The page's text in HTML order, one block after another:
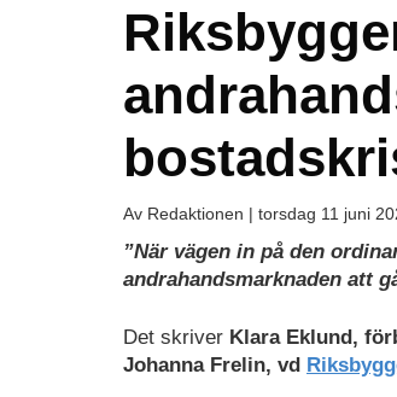
Av Redaktionen | torsdag 11 juni
”När vägen in på den
andrahandsmarknaden att
Det skriver Klara Eklund,
Johanna Frelin, vd